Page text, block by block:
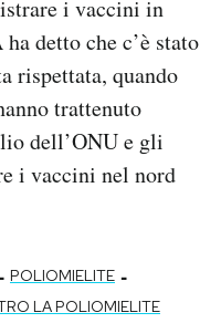
i vaccini in
detto che c’è stato
rispettata, quando
trattenuto
dell’ONU e gli
i vaccini nel nord
POLIOMIELITE -
LA POLIOMIELITE